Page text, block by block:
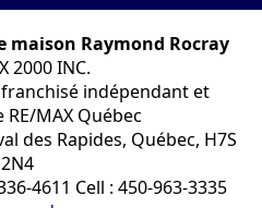
maison Raymond Rocray
2000 INC.
indépendant et
MAX Québec
des Rapides, Québec, H7S
2N4
4611 Cell : 450-963-3335